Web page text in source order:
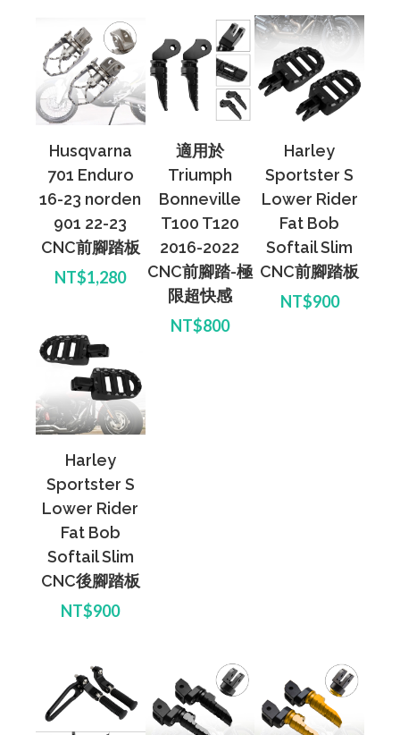
Husqvarna
701 Enduro
16-23 norden
901 22-23
CNC前腳踏板
NT$1,280
適用於
Triumph
Bonneville
T100 T120
2016-2022
CNC前腳踏-極
限超快感
NT$800
Harley
Sportster S
Lower Rider
Fat Bob
Softail Slim
CNC前腳踏板
NT$900
Harley
Sportster S
Lower Rider
Fat Bob
Softail Slim
CNC後腳踏板
NT$900